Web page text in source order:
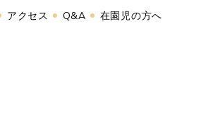
アクセス Q&A 在園児の方へ